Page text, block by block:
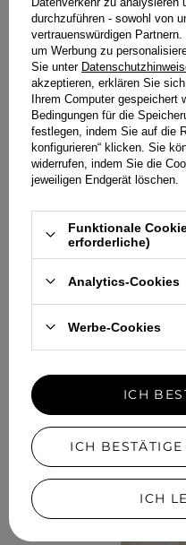
DENIMKLEID
Helle, pastellfarbene
leicht und frisch. Sie passen
betonen die Bräune. Das
einem klassischeren
und Selbstsicherheit. Der
indem ihr euch für ein
entscheidet und ein kleines
hinzufügt. Setzt auf ein
Akzent zu verleihen. Große
passen perfekt zu Jeans.
durchzuführen - sowohl von
vertrauenswürdigen
um Werbung zu
Sie unter
akzeptieren, erklären Sie
Ihrem Computer gespeichert
Bedingungen für die
festlegen, indem Sie auf die
konfigurieren“ klicken. Sie
widerrufen, indem Sie die
jeweiligen Endgerät löschen.
Funktionale
erforderliche)
Analytics-Cookies
Werbe-Cookies
ICH
ICH
ICH